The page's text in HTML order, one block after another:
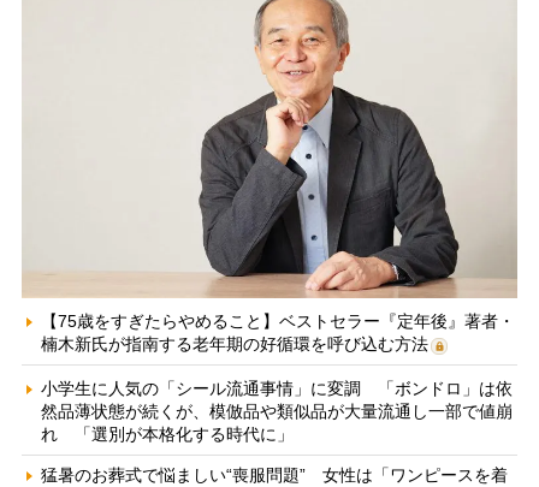
【75歳をすぎたらやめること】ベストセラー『定年後』著者・
楠木新氏が指南する老年期の好循環を呼び込む方法
小学生に人気の「シール流通事情」に変調 「ボンドロ」は依
然品薄状態が続くが、模倣品や類似品が大量流通し一部で値崩
れ 「選別が本格化する時代に」
猛暑のお葬式で悩ましい“喪服問題” 女性は「ワンピースを着